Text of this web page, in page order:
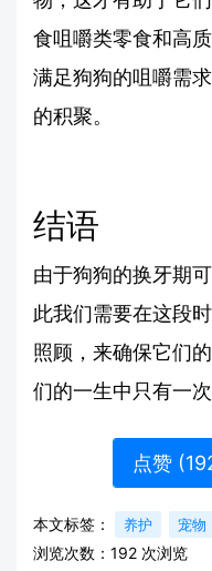
食咀嚼类零食和高
满足狗狗的咀嚼需
的积聚。
结语
由于狗狗的换牙期
此我们需要在这段
照顾，来确保它们
们的一生中只有一
点赞 (
本文标签： 养护 宠物
浏览次数： 192 次浏览